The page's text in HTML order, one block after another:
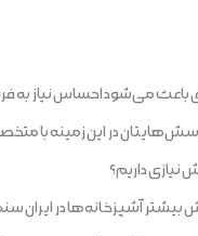
باعث می‌شود احساس نیاز به
در این زمینه با
نیازی داریم؟
آشپزخانه‌ها در ایران